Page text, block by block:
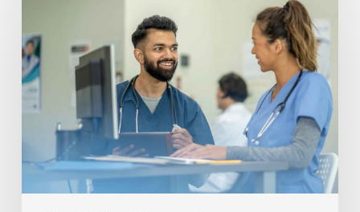
in
Kliniken
und
Krankenhäusern:
Tipps
effizientes
Workforce
Management